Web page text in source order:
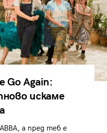
Go Again:
искаме
а пред теб е